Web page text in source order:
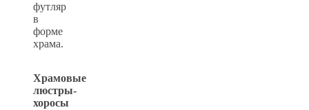
футляр
в
форме
храма.
Храмовые
люстры-
хоросы